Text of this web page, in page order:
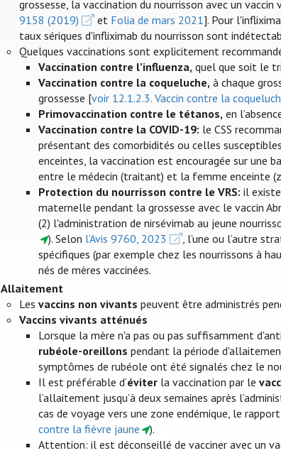
grossesse, la vaccination du nourrisson avec un
9158 (2019)
et Folia de mars 2021]. Pour
taux sériques d'infliximab du nourrisson sont
Quelques vaccinations sont explicitement
Vaccination contre l’influenza,quel que soit le
Vaccination contre la coqueluche, à chaque
grossesse [voir 12.1.2.3. Vaccin contre la
Primovaccination contre le tétanos, en
Vaccination contre la COVID-19: le CSS
présentant des comorbidités ou celles
enceintes, la vaccination est encouragée sur une
entre le médecin (traitant) et la femme enceinte
Protection du nourrisson contre le VRS: il
maternelle pendant la grossesse avec le vaccin
(2) l'administration de nirsévimab au jeune
). Selon l’Avis 9760, 2023
, l’une ou l’autre
spécifiques (par exemple chez les nourrissons à
nés de mères vaccinées.
Allaitement
Lesvaccins non vivants peuvent être administrés
Vaccins vivants atténués
Lorsque la mère n'a pas ou pas suffisamment
rubéole-oreillons pendant la période
symptômes de rubéole ont été signalés chez le
Il est préférable d’éviterla vaccination par le
l’allaitement jusqu’à deux semaines après
cas de voyage vers une zone endémique, le
contre la fièvre jaune
).
Attention: il est déconseillé de vacciner avec un